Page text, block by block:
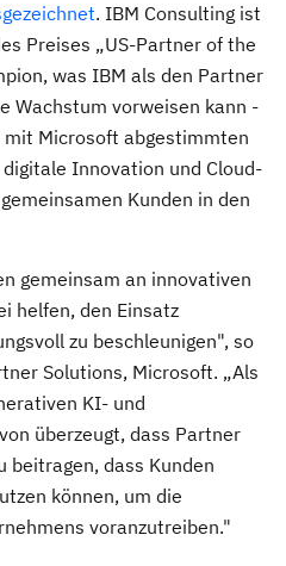
. IBM Consulting ist
Preises „US-Partner of the
was IBM als den Partner
Wachstum vorweisen kann -
Microsoft abgestimmten
Innovation und Cloud-
Kunden in den
gemeinsam an innovativen
helfen, den Einsatz
zu beschleunigen", so
Solutions, Microsoft. „Als
KI- und
überzeugt, dass Partner
beitragen, dass Kunden
können, um die
voranzutreiben."